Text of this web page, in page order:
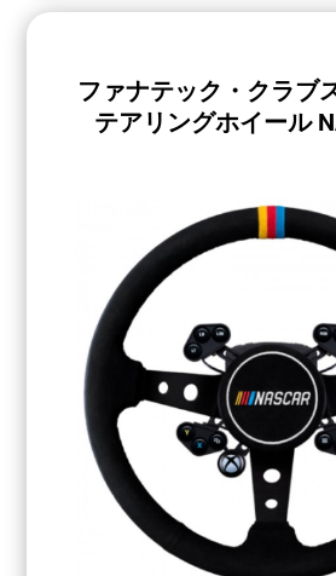
ファナテック・クラブ
テアリングホイール